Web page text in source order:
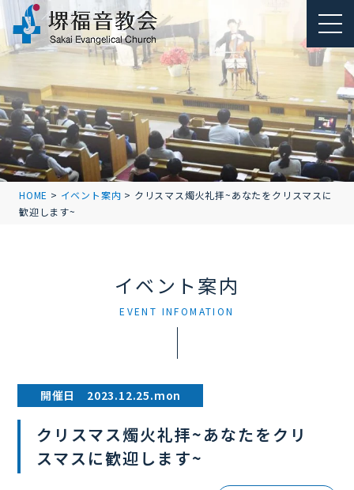
HOME > イベント案内 > クリスマス燭火礼拝~あなたをクリスマスに
歓迎します~
イベント案内
EVENT INFOMATION
開催日 2023.12.25.mon
クリスマス燭火礼拝~あなたをクリ
スマスに歓迎します~